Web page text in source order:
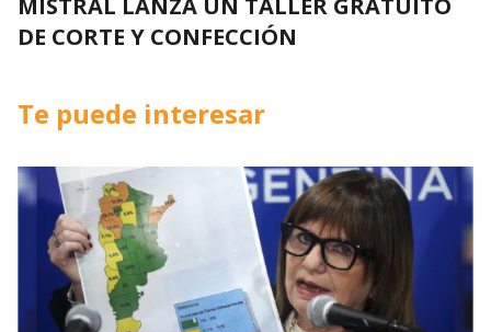
DE CORTE Y CONFECCIÓN
Te puede interesar